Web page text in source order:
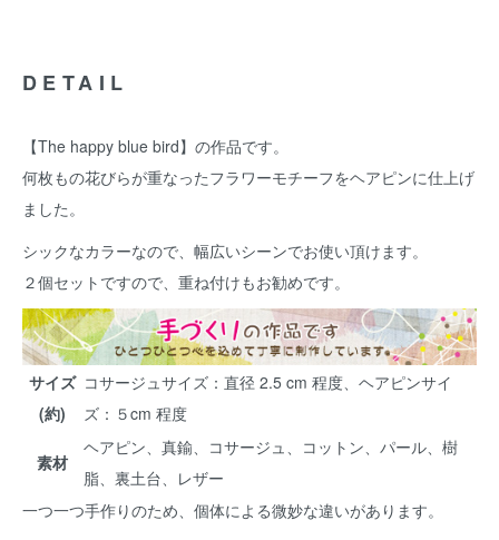
DETAIL
【The happy blue bird】の作品です。
何枚もの花びらが重なったフラワーモチーフをヘアピンに仕上げ
ました。
シックなカラーなので、幅広いシーンでお使い頂けます。
２個セットですので、重ね付けもお勧めです。
サイズ
(約)
コサージュサイズ：直径 2.5 cm 程度、ヘアピンサイ
ズ：５cm 程度
素材
ヘアピン、真鍮、コサージュ、コットン、パール、樹
脂、裏土台、レザー
一つ一つ手作りのため、個体による微妙な違いがあります。